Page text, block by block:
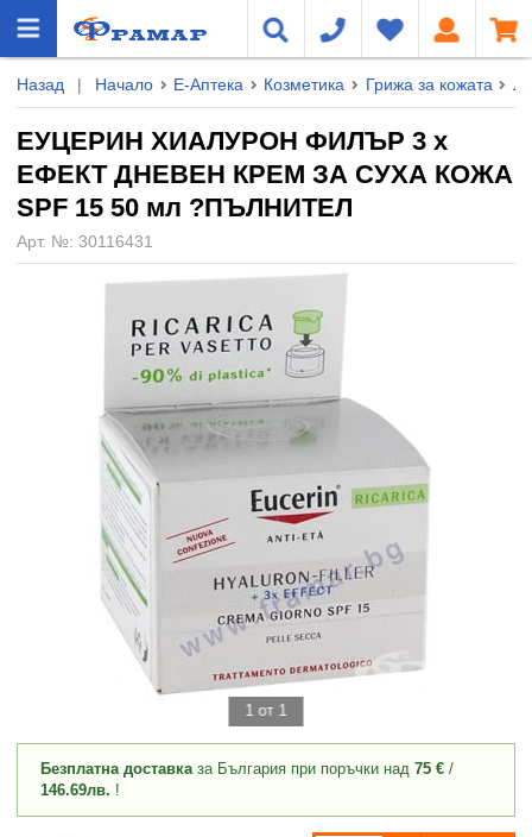
Назад | Начало Е-Аптека Козметика Грижа за кожата
ЕУЦЕРИН ХИАЛУРОН ФИЛЪР 3 х
ЕФЕКТ ДНЕВЕН КРЕМ ЗА СУХА КОЖА
SPF 15 50 мл ?ПЪЛНИТЕЛ
Арт. №: 30116431
1 от 1
Безплатна доставказа България при поръчки над 75 € /
146.69лв. !